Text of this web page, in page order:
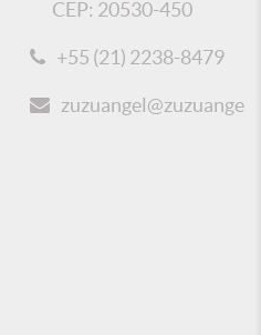
CEP: 20530-450
+55 (21) 2238-8479